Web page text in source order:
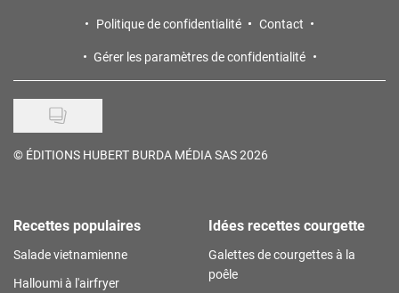
Politique de confidentialité
Contact
Gérer les paramètres de confidentialité
© ÉDITIONS HUBERT BURDA MÉDIA SAS 2026
Recettes populaires
Salade vietnamienne
Halloumi à l'airfryer
Idées recettes courgette
Galettes de courgettes à la
poêle